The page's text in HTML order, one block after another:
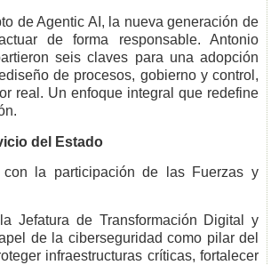
de Agentic AI, la nueva generación de
de forma responsable. Antonio
seis claves para una adopción
de procesos, gobierno y control,
real. Un enfoque integral que redefine
del Estado
la participación de las Fuerzas y
Jefatura de Transformación Digital y
de la ciberseguridad como pilar del
infraestructuras críticas, fortalecer